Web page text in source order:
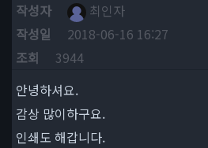
작성자
최인자
작성일
2018-06-16 16:27
조회
3944
안녕하셔요.
감상 많이하구요.
인쇄도 해갑니다.